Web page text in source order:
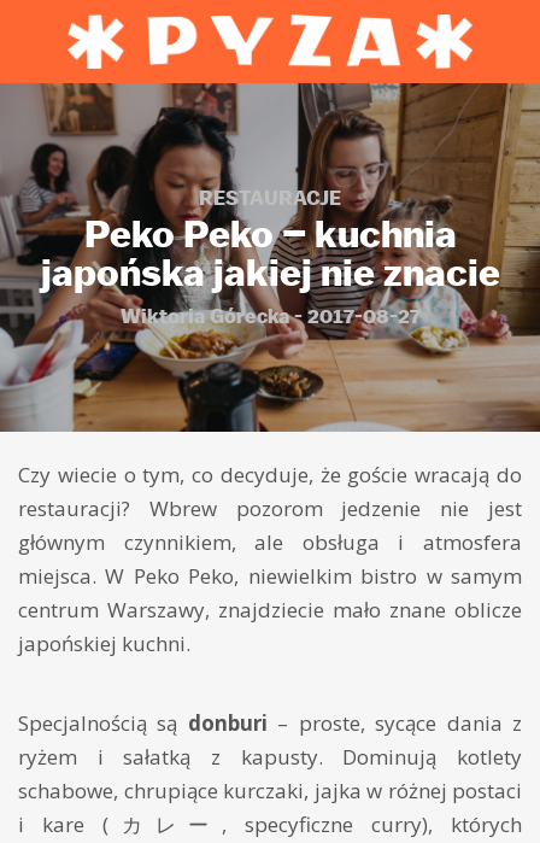
RESTAURACJE
Peko Peko – kuchnia
japońska jakiej nie znacie
Wiktoria Górecka - 2017-08-27
Czy wiecie o tym, co decyduje, że goście wracają do
restauracji? Wbrew pozorom jedzenie nie jest
głównym czynnikiem, ale obsługa i atmosfera
miejsca. W Peko Peko, niewielkim bistro w samym
centrum Warszawy, znajdziecie mało znane oblicze
japońskiej kuchni.
Specjalnością są donburi – proste, sycące dania z
ryżem i sałatką z kapusty. Dominują kotlety
schabowe, chrupiące kurczaki, jajka w różnej postaci
i kare (カレー, specyficzne curry), których